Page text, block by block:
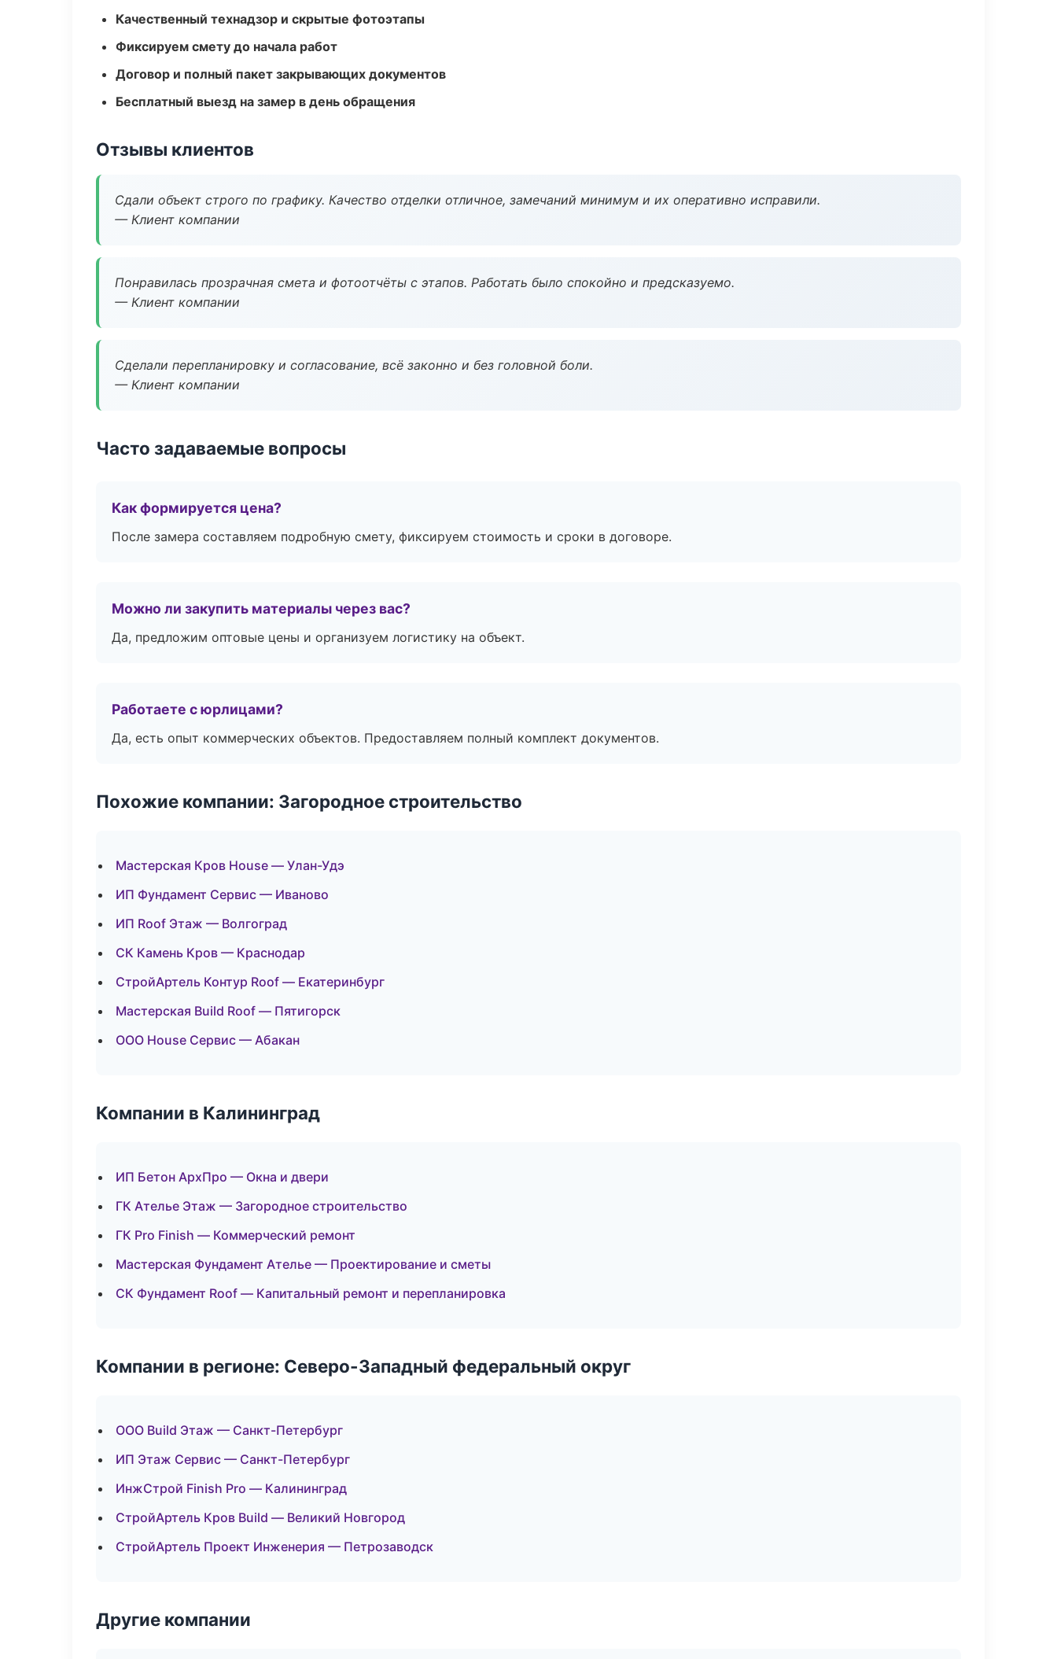
Качественный технадзор и скрытые фотоэтапы
Фиксируем смету до начала работ
Договор и полный пакет закрывающих документов
Бесплатный выезд на замер в день обращения
Отзывы клиентов
Сдали объект строго по графику. Качество отделки отличное, замечаний минимум и их оперативно исправили.
— Клиент компании
Понравилась прозрачная смета и фотоотчёты с этапов. Работать было спокойно и предсказуемо.
— Клиент компании
Сделали перепланировку и согласование, всё законно и без головной боли.
— Клиент компании
Часто задаваемые вопросы
Как формируется цена?
После замера составляем подробную смету, фиксируем стоимость и сроки в договоре.
Можно ли закупить материалы через вас?
Да, предложим оптовые цены и организуем логистику на объект.
Работаете с юрлицами?
Да, есть опыт коммерческих объектов. Предоставляем полный комплект документов.
Похожие компании: Загородное строительство
Мастерская Кров House — Улан-Удэ
ИП Фундамент Сервис — Иваново
ИП Roof Этаж — Волгоград
СК Камень Кров — Краснодар
СтройАртель Контур Roof — Екатеринбург
Мастерская Build Roof — Пятигорск
ООО House Сервис — Абакан
Компании в Калининград
ИП Бетон АрхПро — Окна и двери
ГК Ателье Этаж — Загородное строительство
ГК Pro Finish — Коммерческий ремонт
Мастерская Фундамент Ателье — Проектирование и сметы
СК Фундамент Roof — Капитальный ремонт и перепланировка
Компании в регионе: Северо-Западный федеральный округ
ООО Build Этаж — Санкт-Петербург
ИП Этаж Сервис — Санкт-Петербург
ИнжСтрой Finish Pro — Калининград
СтройАртель Кров Build — Великий Новгород
СтройАртель Проект Инженерия — Петрозаводск
Другие компании